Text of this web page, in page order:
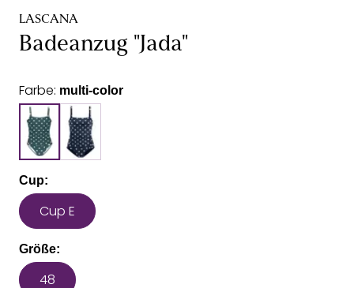
LASCANA
Badeanzug "Jada"
Farbe: multi-color
Cup:
Cup E
Größe:
48